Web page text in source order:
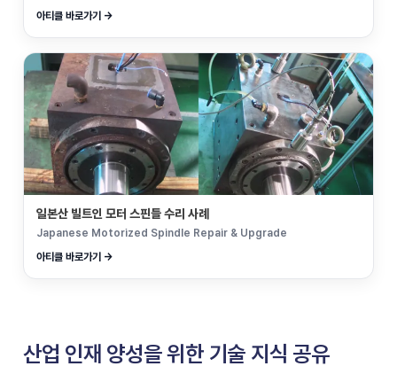
아티클 바로가기 →
일본산 빌트인 모터 스핀들 수리 사례
Japanese Motorized Spindle Repair & Upgrade
아티클 바로가기 →
산업 인재 양성을 위한 기술 지식 공유